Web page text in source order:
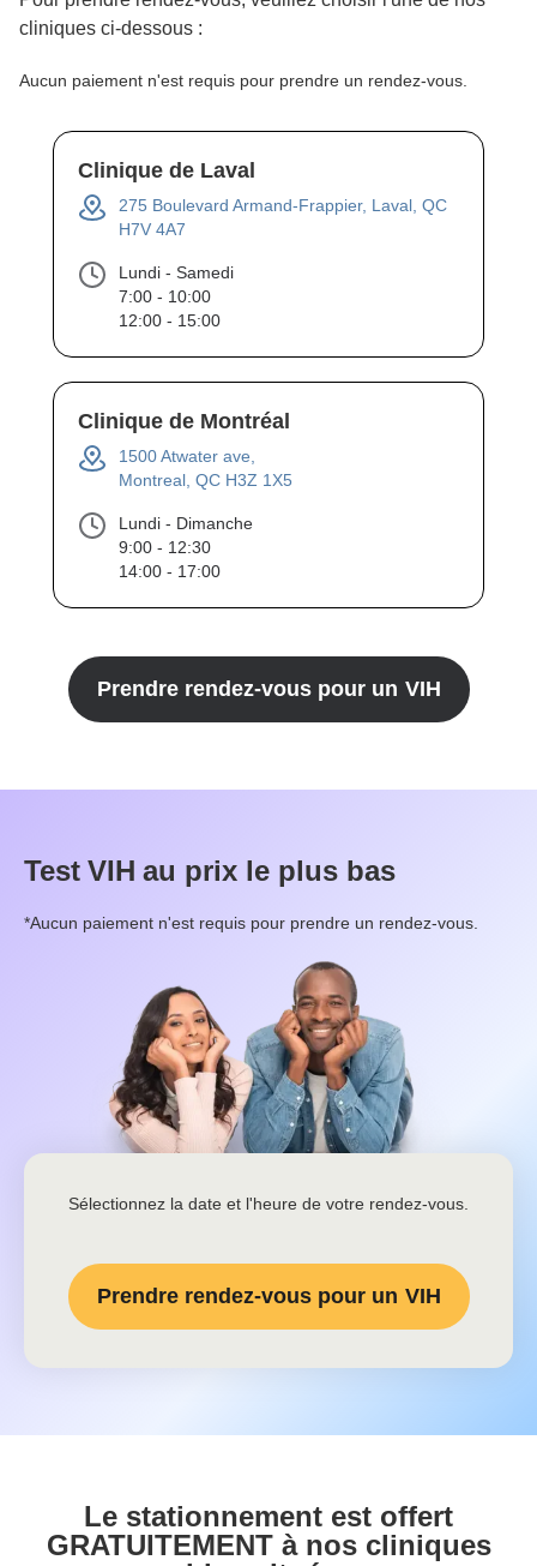
cliniques ci-dessous :
Aucun paiement n'est requis pour prendre un rendez-vous.
Clinique de Laval
275 Boulevard Armand-Frappier, Laval, QC
H7V 4A7
Lundi - Samedi
7:00 - 10:00
12:00 - 15:00
Clinique de Montréal
1500 Atwater ave,
Montreal, QC H3Z 1X5
Lundi - Dimanche
9:00 - 12:30
14:00 - 17:00
Prendre rendez-vous pour un VIH
Test VIH au prix le plus bas
*Aucun paiement n'est requis pour prendre un rendez-vous.
Sélectionnez la date et l'heure de votre rendez-vous.
Prendre rendez-vous pour un VIH
Le stationnement est offert
GRATUITEMENT à nos cliniques